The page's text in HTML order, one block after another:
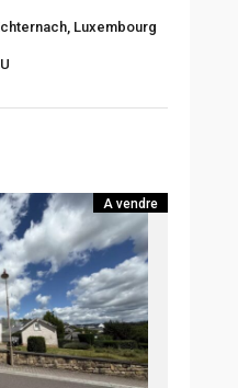
Luxembourg
A vendre